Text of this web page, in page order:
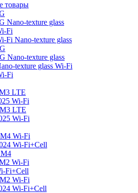
товары
Nano-texture glass
Fi
Fi Nano-texture glass
Nano-texture glass
texture glass Wi-Fi
Fi
LTE
Wi-Fi
LTE
Wi-Fi
Wi-Fi
Wi-Fi+Cell
Wi-Fi
Fi+Cell
Wi-Fi
Wi-Fi+Cell